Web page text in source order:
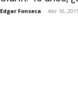
Edgar Fonseca - Abr 10,